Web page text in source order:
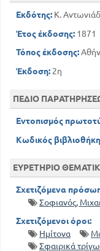
Εκδότης: Κ.
Έτος έκδοσης: 1871
Τόπος έκδοσης:
Έκδοση: 2η
ΠΕΔΙΟ
Εντοπισμός
Κωδικός
ΕΥΡΕΤΗΡΙΟ
Σχετιζόμενα
Σοφιανός,
Σχετιζόμενοι όροι:
Ημίτονα
Σφαιρικά